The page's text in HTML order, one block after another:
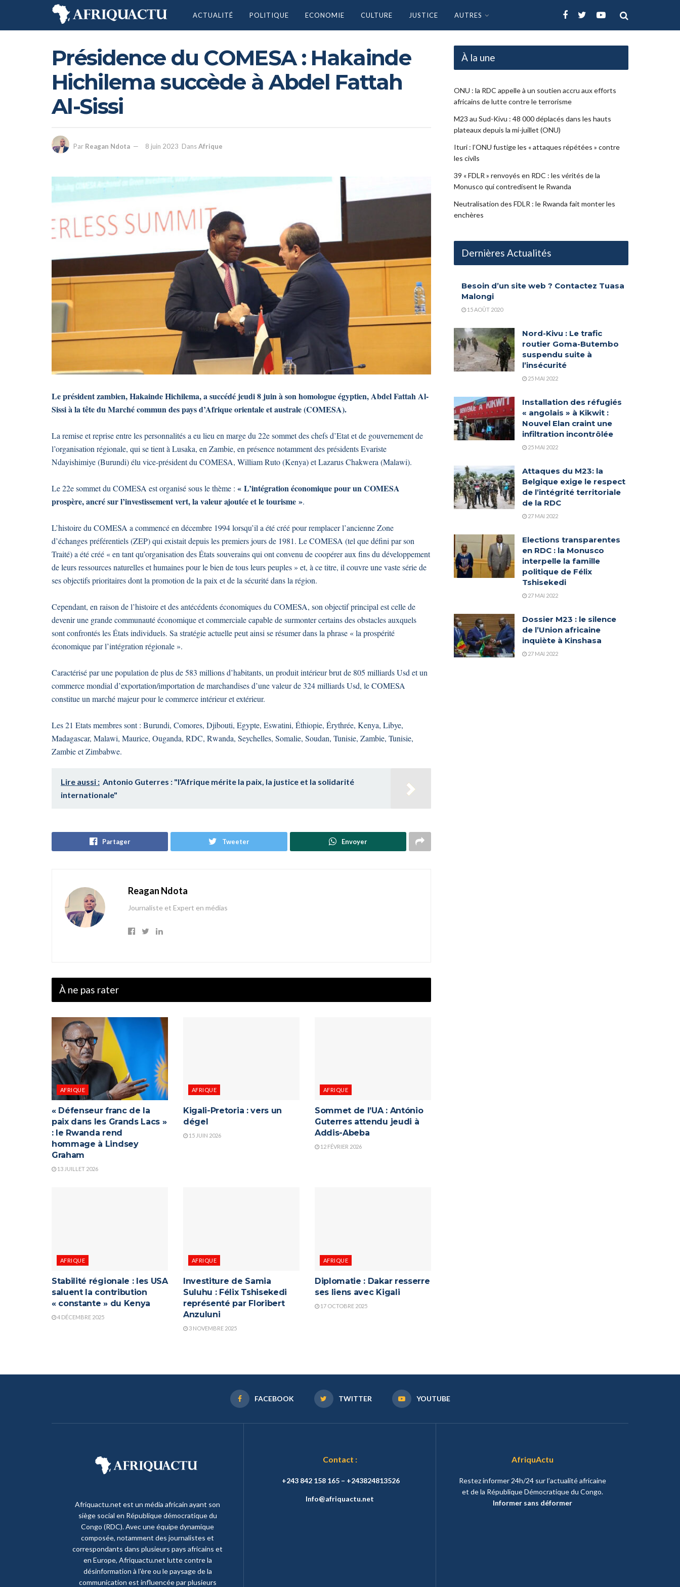
ACTUALITÉ POLITIQUE ECONOMIE CULTURE JUSTICE AUTRES
Présidence du COMESA : Hakainde
Hichilema succède à Abdel Fattah
Al-Sissi
Par Reagan Ndota 8 juin 2023 DansAfrique
Le président zambien, Hakainde Hichilema, a succédé jeudi 8 juin à son homologue égyptien, Abdel Fattah Al-
Sissi à la tête du Marché commun des pays d’Afrique orientale et australe (COMESA).
La remise et reprise entre les personnalités a eu lieu en marge du 22e sommet des chefs d’Etat et de gouvernement de
l’organisation régionale, qui se tient à Lusaka, en Zambie, en présence notamment des présidents Evariste
Ndayishimiye (Burundi) élu vice-président du COMESA, William Ruto (Kenya) et Lazarus Chakwera (Malawi).
Le 22e sommet du COMESA est organisé sous le thème : « L’intégration économique pour un COMESA
prospère, ancré sur l’investissement vert, la valeur ajoutée et le tourisme ».
L’histoire du COMESA a commencé en décembre 1994 lorsqu’il a été créé pour remplacer l’ancienne Zone
d’échanges préférentiels (ZEP) qui existait depuis les premiers jours de 1981. Le COMESA (tel que défini par son
Traité) a été créé « en tant qu’organisation des États souverains qui ont convenu de coopérer aux fins du développement
de leurs ressources naturelles et humaines pour le bien de tous leurs peuples » et, à ce titre, il couvre une vaste série de
ses objectifs prioritaires dont la promotion de la paix et de la sécurité dans la région.
Cependant, en raison de l’histoire et des antécédents économiques du COMESA, son objectif principal est celle de
devenir une grande communauté économique et commerciale capable de surmonter certains des obstacles auxquels
sont confrontés les États individuels. Sa stratégie actuelle peut ainsi se résumer dans la phrase « la prospérité
économique par l’intégration régionale ».
Caractérisé par une population de plus de 583 millions d’habitants, un produit intérieur brut de 805 milliards Usd et un
commerce mondial d’exportation/importation de marchandises d’une valeur de 324 milliards Usd, le COMESA
constitue un marché majeur pour le commerce intérieur et extérieur.
Les 21 Etats membres sont : Burundi, Comores, Djibouti, Egypte, Eswatini, Éthiopie, Érythrée, Kenya, Libye,
Madagascar, Malawi, Maurice, Ouganda, RDC, Rwanda, Seychelles, Somalie, Soudan, Tunisie, Zambie, Tunisie,
Zambie et Zimbabwe.
Lire aussi : Antonio Guterres : "l'Afrique mérite la paix, la justice et la solidarité
internationale"
Partager Tweeter Envoyer
Reagan Ndota
Journaliste et Expert en médias
À ne pas rater
AFRIQUE
« Défenseur franc de la
paix dans les Grands Lacs »
: le Rwanda rend
hommage à Lindsey
Graham
13 JUILLET 2026
AFRIQUE
Kigali-Pretoria : vers un
dégel
15 JUIN 2026
AFRIQUE
Sommet de l’UA : António
Guterres attendu jeudi à
Addis-Abeba
12 FÉVRIER 2026
AFRIQUE
Stabilité régionale : les USA
saluent la contribution
« constante » du Kenya
4 DÉCEMBRE 2025
AFRIQUE
Investiture de Samia
Suluhu : Félix Tshisekedi
représenté par Floribert
Anzuluni
3 NOVEMBRE 2025
AFRIQUE
Diplomatie : Dakar resserre
ses liens avec Kigali
17 OCTOBRE 2025
À la une
ONU : la RDC appelle à un soutien accru aux efforts
africains de lutte contre le terrorisme
M23 au Sud-Kivu : 48 000 déplacés dans les hauts
plateaux depuis la mi-juillet (ONU)
Ituri : l’ONU fustige les « attaques répétées » contre
les civils
39 « FDLR » renvoyés en RDC : les vérités de la
Monusco qui contredisent le Rwanda
Neutralisation des FDLR : le Rwanda fait monter les
enchères
Dernières Actualités
Besoin d’un site web ? Contactez Tuasa
Malongi
15 AOÛT 2020
Nord-Kivu : Le trafic
routier Goma-Butembo
suspendu suite à
l’insécurité
25 MAI 2022
Installation des réfugiés
« angolais » à Kikwit :
Nouvel Elan craint une
infiltration incontrôlée
25 MAI 2022
Attaques du M23: la
Belgique exige le respect
de l’intégrité territoriale
de la RDC
27 MAI 2022
Elections transparentes
en RDC : la Monusco
interpelle la famille
politique de Félix
Tshisekedi
27 MAI 2022
Dossier M23 : le silence
de l’Union africaine
inquiète à Kinshasa
27 MAI 2022
FACEBOOK TWITTER YOUTUBE
Afriquactu.net est un média africain ayant son
siège social en République démocratique du
Congo (RDC). Avec une équipe dynamique
composée, notamment des journalistes et
correspondants dans plusieurs pays africains et
en Europe, Afriquactu.net lutte contre la
désinformation à l'ère ou le paysage de la
communication est influencée par plusieurs
Contact :
+243 842 158 165 – +243824813526
Info@afriquactu.net
AfriquActu
Restez informer 24h/24 sur l’actualité africaine
et de la République Démocratique du Congo.
Informer sans déformer